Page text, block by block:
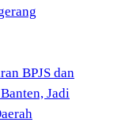
BPJS dan
Jadi